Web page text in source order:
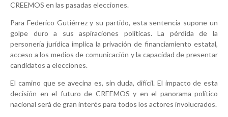
CREEMOS en las pasadas elecciones.
Para Federico Gutiérrez y su partido, esta sentencia supone un
golpe duro a sus aspiraciones políticas. La pérdida de la
personería jurídica implica la privación de financiamiento estatal,
acceso a los medios de comunicación y la capacidad de presentar
candidatos a elecciones.
El camino que se avecina es, sin duda, difícil. El impacto de esta
decisión en el futuro de CREEMOS y en el panorama político
nacional será de gran interés para todos los actores involucrados.